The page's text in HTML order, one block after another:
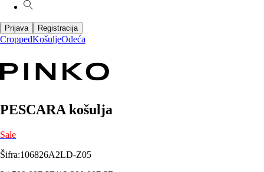
Prijava Registracija
CroppedKošuljeOdeća
PESCARA košulja
Sale
Šifra:106826A2LD-Z05